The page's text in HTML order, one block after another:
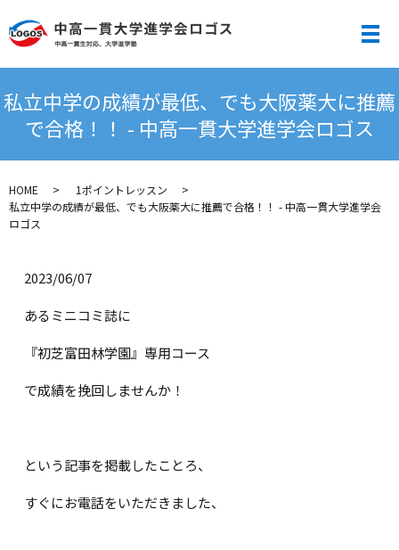
メ
私立中学の成績が最低、でも大阪薬大に推薦
で合格！！ - 中高一貫大学進学会ロゴス
HOME
1ポイントレッスン
私立中学の成績が最低、でも大阪薬大に推薦で合格！！ - 中高一貫大学進学会
ロゴス
2023/06/07
あるミニコミ誌に
『初芝富田林学園』専用コース
で成績を挽回しませんか！
という記事を掲載したことろ、
すぐにお電話をいただきました、